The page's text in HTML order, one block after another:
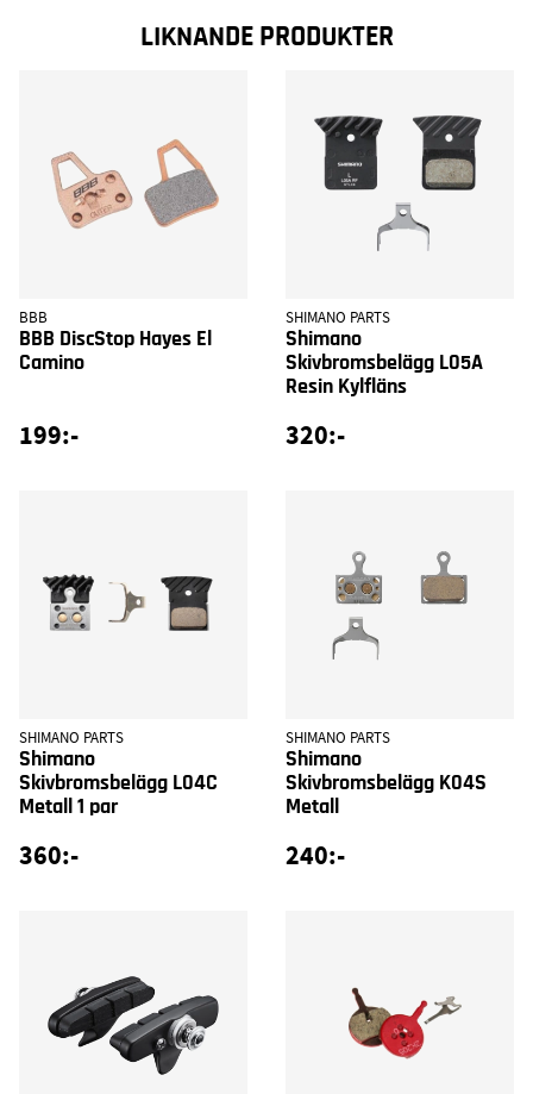
LIKNANDE PRODUKTER
BBB
BBB DiscStop Hayes El
Camino
199:-
SHIMANO PARTS
Shimano
Skivbromsbelägg L05A
Resin Kylfläns
320:-
SHIMANO PARTS
Shimano
Skivbromsbelägg L04C
Metall 1 par
360:-
SHIMANO PARTS
Shimano
Skivbromsbelägg K04S
Metall
240:-